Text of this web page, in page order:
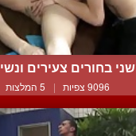
שני בחורים צעירים
9096 צפיות | 5 המלצות